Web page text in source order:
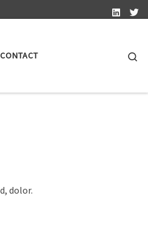
CONTACT
dolor.